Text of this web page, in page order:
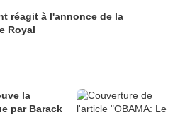
réagit à l'annonce de la
Royal
la
par Barack